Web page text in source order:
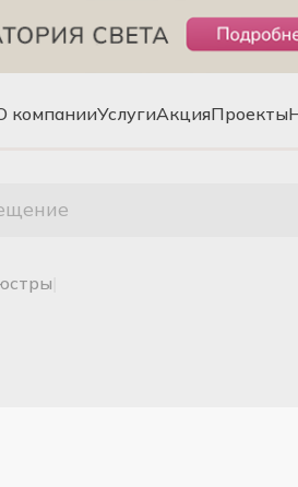
компанииУслугиАкцияПроекты